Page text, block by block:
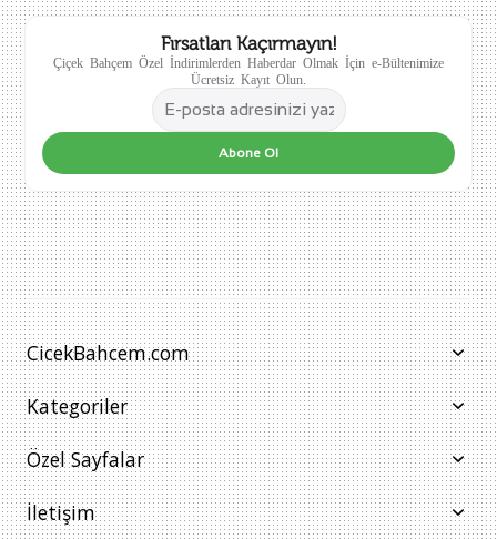
Fırsatları Kaçırmayın!
Çiçek Bahçem Özel İndirimlerden Haberdar Olmak İçin e-Bültenimize
Ücretsiz Kayıt Olun.
Abone Ol
CicekBahcem.com
Kategoriler
Özel Sayfalar
İletişim